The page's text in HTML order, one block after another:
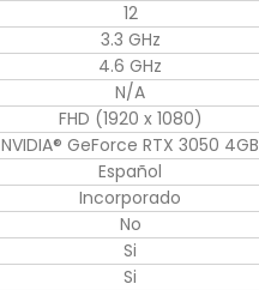
12
3.3 GHz
4.6 GHz
N/A
FHD (1920 x 1080)
NVIDIA® GeForce RTX 3050 4GB
Español
Incorporado
No
Si
Si